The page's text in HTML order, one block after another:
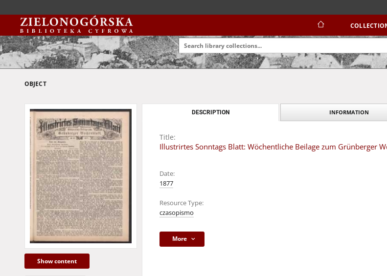
OBJECT
Show content
DESCRIPTION INFORMATION
Title:
Illustrirtes Sonntags Blatt: Wöchentliche Beilage zum Grünberger
Date:
1877
Resource Type:
czasopismo
More